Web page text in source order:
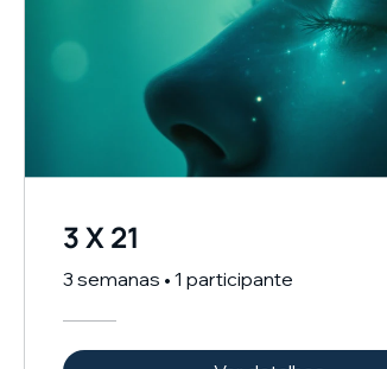
3 X 21
3 semanas • 1 participante